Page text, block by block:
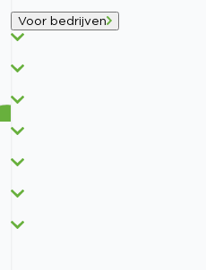
Voor bedrijven